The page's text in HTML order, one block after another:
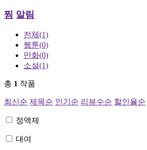
찜 알림
전체 (1)
웹툰(0)
만화(0)
소설(1)
총 1 작품
최신순 제목순 인기순 리뷰수순 할인율순
정액제
대여